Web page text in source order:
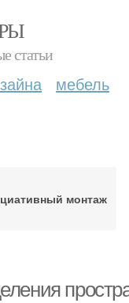
статьи
мебель
монтаж